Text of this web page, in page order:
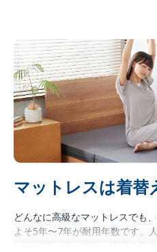
つまり、勉強も、スポーツも、
寄与するのが「睡眠」なのです。
学生であれば3年間のうち、約1
この人生の約3分の1の時間を、
るのだから。
マットレスは着替
どんなに高級なマットレスでも
よそ5年〜7年が耐用年数です。